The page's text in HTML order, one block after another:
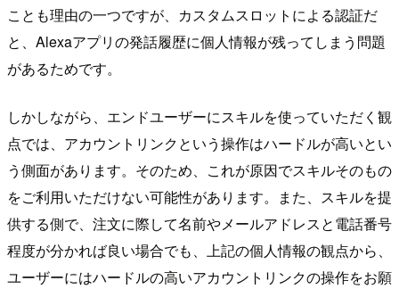
ことも理由の一つですが、カスタムスロットによる認証だ
と、Alexaアプリの発話履歴に個人情報が残ってしまう問題
があるためです。
しかしながら、エンドユーザーにスキルを使っていただく観
点では、アカウントリンクという操作はハードルが高いとい
う側面があります。そのため、これが原因でスキルそのもの
をご利用いただけない可能性があります。また、スキルを提
供する側で、注文に際して名前やメールアドレスと電話番号
程度が分かれば良い場合でも、上記の個人情報の観点から、
ユーザーにはハードルの高いアカウントリンクの操作をお願